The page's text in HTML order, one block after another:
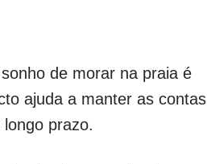
de morar na praia é
ajuda a manter as contas
prazo.